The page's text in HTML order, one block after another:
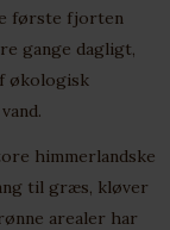
første fjorten
gange dagligt,
økologisk
himmerlandske
til græs, kløver
arealer har